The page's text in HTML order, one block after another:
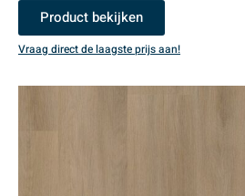
Product bekijken
Vraag direct de laagste prijs aan!